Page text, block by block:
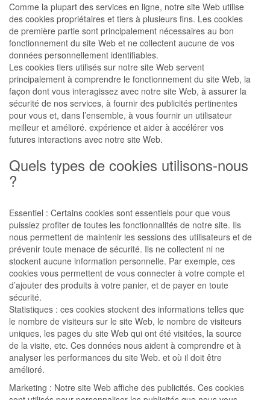
Comme la plupart des services en ligne, notre site Web utilise
des cookies propriétaires et tiers à plusieurs fins. Les cookies
de première partie sont principalement nécessaires au bon
fonctionnement du site Web et ne collectent aucune de vos
données personnellement identifiables.
Les cookies tiers utilisés sur notre site Web servent
principalement à comprendre le fonctionnement du site Web, la
façon dont vous interagissez avec notre site Web, à assurer la
sécurité de nos services, à fournir des publicités pertinentes
pour vous et, dans l’ensemble, à vous fournir un utilisateur
meilleur et amélioré. expérience et aider à accélérer vos
futures interactions avec notre site Web.
Quels types de cookies utilisons-nous
?
Essentiel : Certains cookies sont essentiels pour que vous
puissiez profiter de toutes les fonctionnalités de notre site. Ils
nous permettent de maintenir les sessions des utilisateurs et de
prévenir toute menace de sécurité. Ils ne collectent ni ne
stockent aucune information personnelle. Par exemple, ces
cookies vous permettent de vous connecter à votre compte et
d’ajouter des produits à votre panier, et de payer en toute
sécurité.
Statistiques : ces cookies stockent des informations telles que
le nombre de visiteurs sur le site Web, le nombre de visiteurs
uniques, les pages du site Web qui ont été visitées, la source
de la visite, etc. Ces données nous aident à comprendre et à
analyser les performances du site Web. et où il doit être
amélioré.
Marketing : Notre site Web affiche des publicités. Ces cookies